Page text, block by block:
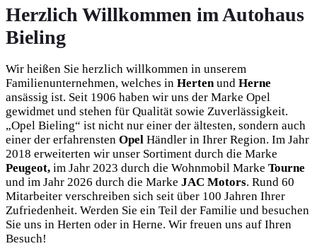
Herzlich Willkommen im Autohaus
Bieling
Wir heißen Sie herzlich willkommen in unserem
Familienunternehmen, welches in Herten und Herne
ansässig ist. Seit 1906 haben wir uns der Marke Opel
gewidmet und stehen für Qualität sowie Zuverlässigkeit.
„Opel Bieling“ ist nicht nur einer der ältesten, sondern auch
einer der erfahrensten Opel Händler in Ihrer Region. Im Jahr
2018 erweiterten wir unser Sortiment durch die Marke
Peugeot, im Jahr 2023 durch die Wohnmobil Marke Tourne
und im Jahr 2026 durch die Marke JAC Motors. Rund 60
Mitarbeiter verschreiben sich seit über 100 Jahren Ihrer
Zufriedenheit. Werden Sie ein Teil der Familie und besuchen
Sie uns in Herten oder in Herne. Wir freuen uns auf Ihren
Besuch!